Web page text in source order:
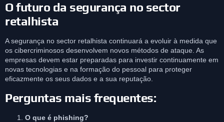
O futuro da segurança no sector
retalhista
A segurança no sector retalhista continuará a evoluir à medida que
os cibercriminosos desenvolvem novos métodos de ataque. As
empresas devem estar preparadas para investir continuamente em
novas tecnologias e na formação do pessoal para proteger
eficazmente os seus dados e a sua reputação.
Perguntas mais frequentes:
O que é phishing?